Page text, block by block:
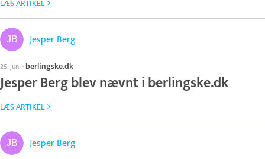
LÆS ARTIKEL
Jesper Berg
25. juni · berlingske.dk
Jesper Berg blev nævnt i berlingske.dk
LÆS ARTIKEL
Jesper Berg